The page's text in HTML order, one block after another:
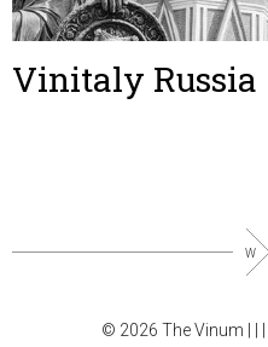
Vinitaly Russia
© 2026 The Vinum |